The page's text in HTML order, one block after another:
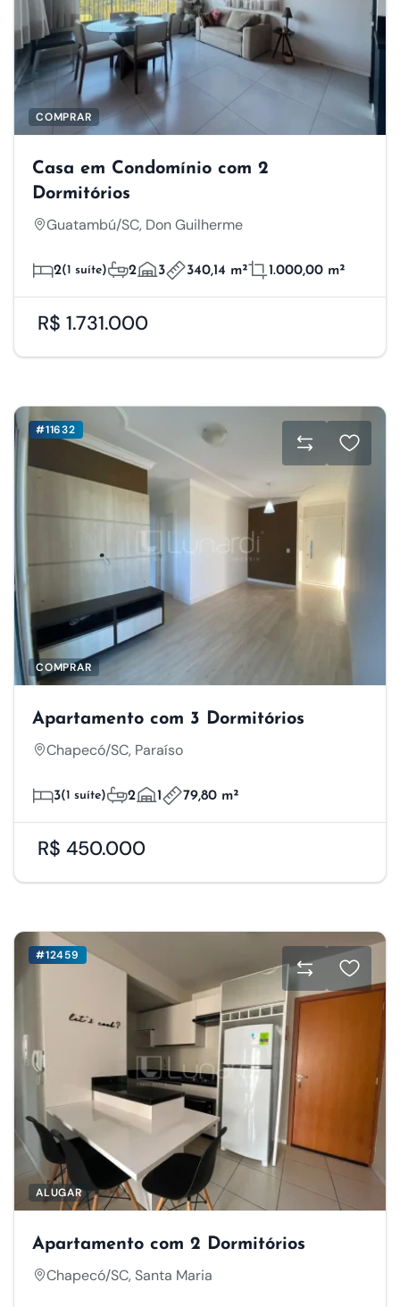
COMPRAR
Casa em Condomínio com 2
Dormitórios
Guatambú/SC, Don Guilherme
2(1 suíte) 2 3 340,14 m² 1.000,00 m²
R$ 1.731.000
#11632
COMPRAR
Apartamento com 3 Dormitórios
Chapecó/SC, Paraíso
3(1 suíte) 2 1 79,80 m²
R$ 450.000
#12459
ALUGAR
Apartamento com 2 Dormitórios
Chapecó/SC, Santa Maria